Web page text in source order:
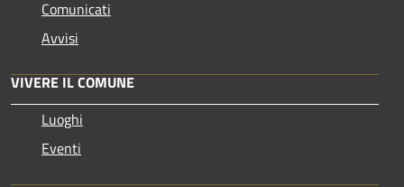
Comunicati
Avvisi
VIVERE IL COMUNE
Luoghi
Eventi